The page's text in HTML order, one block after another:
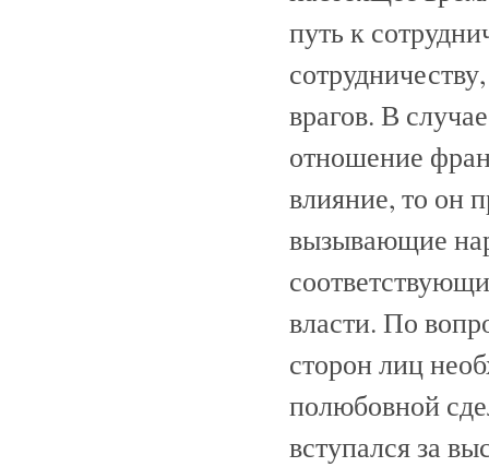
путь к
врагов. В
отношение
влияние, то он
вызывающие
власти. По
сторон лиц
полюбовной
вступался за